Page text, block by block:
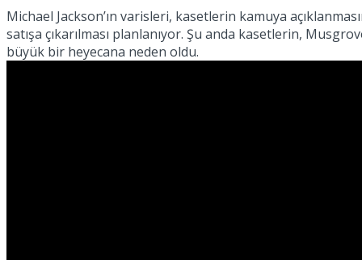
Michael Jackson’ın varisleri, kasetlerin kamuya
satışa çıkarılması planlanıyor. Şu anda kasetlerin,
büyük bir heyecana neden oldu.